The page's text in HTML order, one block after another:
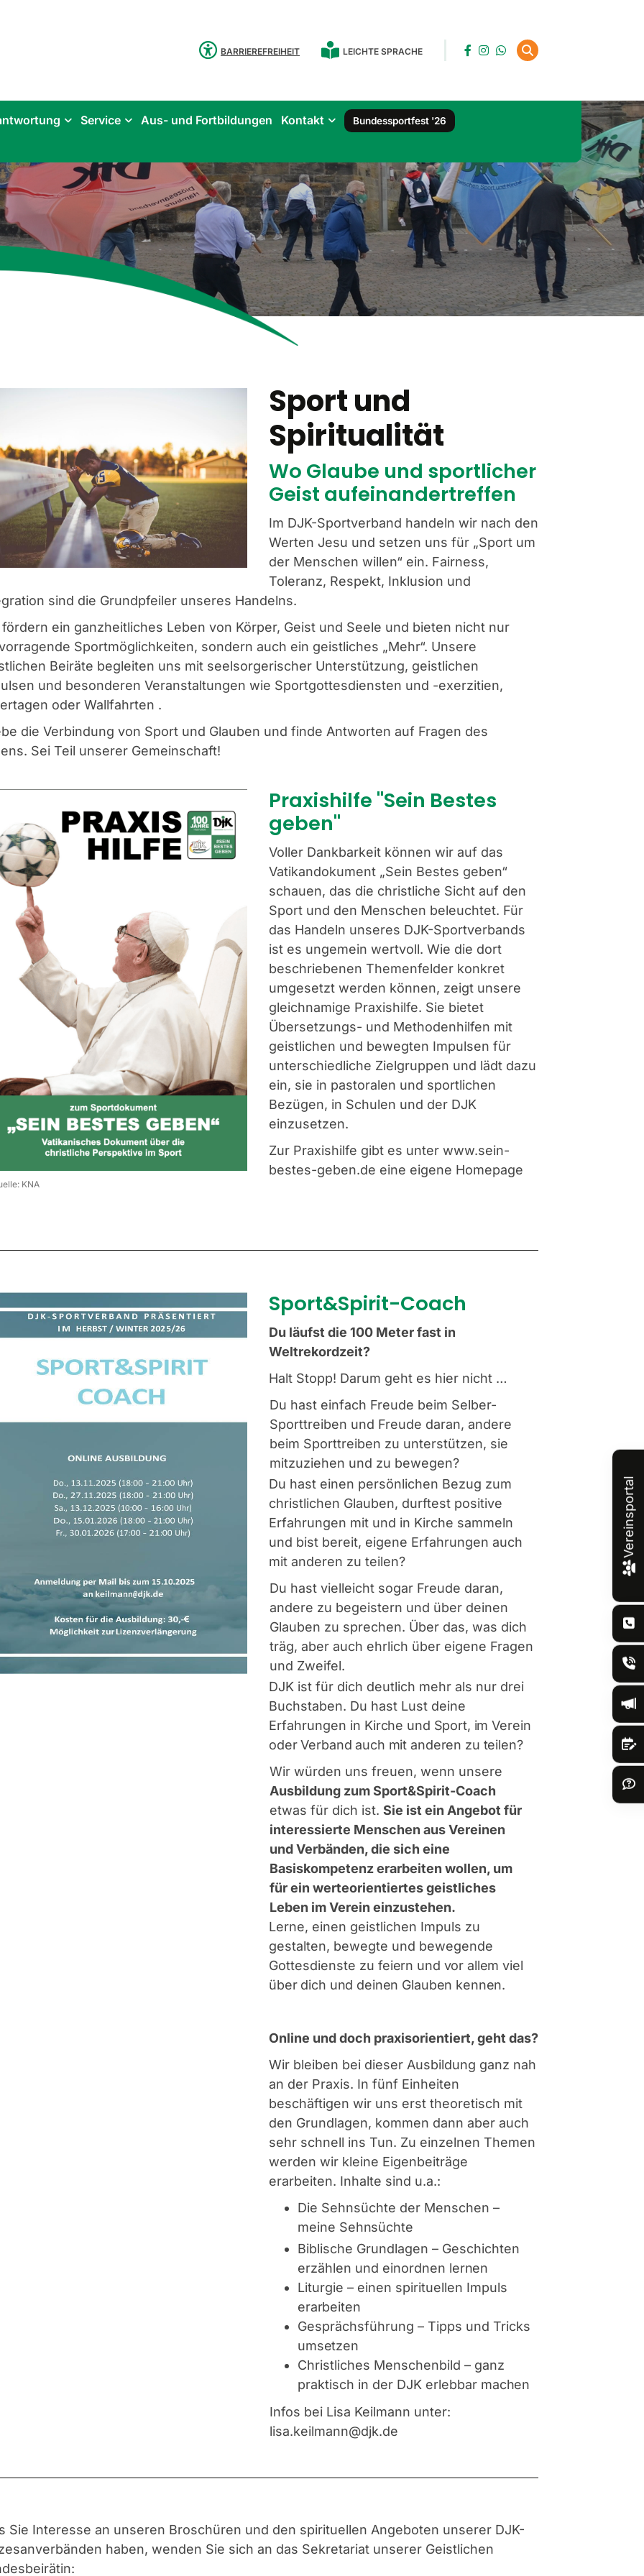
BARRIEREFREIHEIT LEICHTE SPRACHE
Service Aus- und Fortbildungen Kontakt Bundessportfest '26
Sport und
Spiritualität
Wo Glaube und sportlicher
Geist aufeinandertreffen
Im DJK-Sportverband handeln wir nach den
Werten Jesu und setzen uns für „Sport um
der Menschen willen“ ein. Fairness,
Toleranz, Respekt, Inklusion und
sind die Grundpfeiler unseres Handelns.
ein ganzheitliches Leben von Körper, Geist und Seele und bieten nicht nur
Sportmöglichkeiten, sondern auch ein geistliches „Mehr“. Unsere
Beiräte begleiten uns mit seelsorgerischer Unterstützung, geistlichen
und besonderen Veranstaltungen wie Sportgottesdiensten und -exerzitien,
oder Wallfahrten .
die Verbindung von Sport und Glauben und finde Antworten auf Fragen des
Sei Teil unserer Gemeinschaft!
KNA
Praxishilfe "Sein Bestes
geben"
Voller Dankbarkeit können wir auf das
Vatikandokument „Sein Bestes geben“
schauen, das die christliche Sicht auf den
Sport und den Menschen beleuchtet. Für
das Handeln unseres DJK-Sportverbands
ist es ungemein wertvoll. Wie die dort
beschriebenen Themenfelder konkret
umgesetzt werden können, zeigt unsere
gleichnamige Praxishilfe. Sie bietet
Übersetzungs- und Methodenhilfen mit
geistlichen und bewegten Impulsen für
unterschiedliche Zielgruppen und lädt dazu
ein, sie in pastoralen und sportlichen
Bezügen, in Schulen und der DJK
einzusetzen.
Zur Praxishilfe gibt es unter www.sein-
bestes-geben.de eine eigene Homepage
Sport&Spirit-Coach
Du läufst die 100 Meter fast in
Weltrekordzeit?
Halt Stopp! Darum geht es hier nicht …
Du hast einfach Freude beim Selber-
Sporttreiben und Freude daran, andere
beim Sporttreiben zu unterstützen, sie
mitzuziehen und zu bewegen?
Du hast einen persönlichen Bezug zum
christlichen Glauben, durftest positive
Erfahrungen mit und in Kirche sammeln
und bist bereit, eigene Erfahrungen auch
mit anderen zu teilen?
Du hast vielleicht sogar Freude daran,
andere zu begeistern und über deinen
Glauben zu sprechen. Über das, was dich
träg, aber auch ehrlich über eigene Fragen
und Zweifel.
DJK ist für dich deutlich mehr als nur drei
Buchstaben. Du hast Lust deine
Erfahrungen in Kirche und Sport, im Verein
oder Verband auch mit anderen zu teilen?
Wir würden uns freuen, wenn unsere
Ausbildung zum Sport&Spirit-Coach
etwas für dich ist.Sie ist ein Angebot für
interessierte Menschen aus Vereinen
und Verbänden, die sich eine
Basiskompetenz erarbeiten wollen, um
für ein werteorientiertes geistliches
Leben im Verein einzustehen.
Lerne, einen geistlichen Impuls zu
gestalten, bewegte und bewegende
Gottesdienste zu feiern und vor allem viel
über dich und deinen Glauben kennen.
Online und doch praxisorientiert, geht das?
Wir bleiben bei dieser Ausbildung ganz nah
an der Praxis. In fünf Einheiten
beschäftigen wir uns erst theoretisch mit
den Grundlagen, kommen dann aber auch
sehr schnell ins Tun. Zu einzelnen Themen
werden wir kleine Eigenbeiträge
erarbeiten. Inhalte sind u.a.:
Die Sehnsüchte der Menschen –
meine Sehnsüchte
Biblische Grundlagen – Geschichten
erzählen und einordnen lernen
Liturgie – einen spirituellen Impuls
erarbeiten
Gesprächsführung – Tipps und Tricks
umsetzen
Christliches Menschenbild – ganz
praktisch in der DJK erlebbar machen
Infos bei Lisa Keilmann unter:
lisa.keilmann@djk.de
Sie Interesse an unseren Broschüren und den spirituellen Angeboten unserer DJK-
haben, wenden Sie sich an das Sekretariat unserer Geistlichen
Vereinsportal